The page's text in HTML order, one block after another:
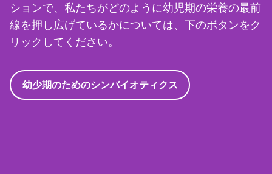
ションで、私たちがどのように幼児期の栄養の最前
線を押し広げているかについては、下のボタンをク
リックしてください。
幼少期のためのシンバイオティクス